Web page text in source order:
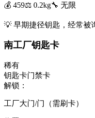
💰 459⚖️ 0.2kg🔧 无限
💡 早期捷径钥匙，经常被
南工厂钥匙卡
稀有
钥匙卡门禁卡
解锁：
工厂大门/门（需刷卡）